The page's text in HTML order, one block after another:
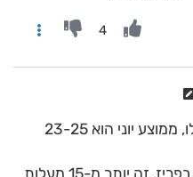
4
צריך לזכור שברוב האדורים האלו, ממוצע יוני הוא 23-25
כלומר, כשנמדד 41 מעלות ביוני בפריז, זה יותר מ-15 מעלות